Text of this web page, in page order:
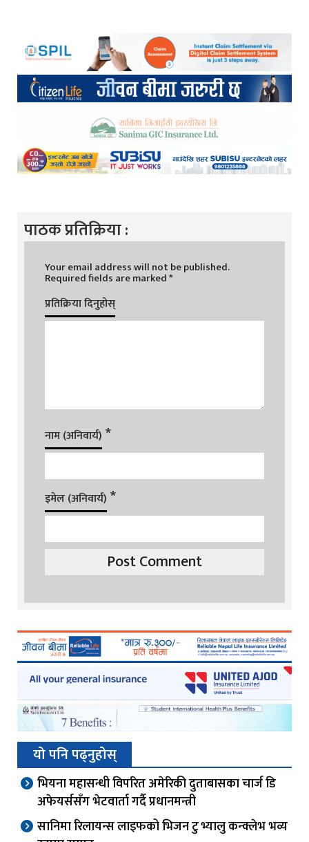
पाठक प्रतिक्रिया :
Your email address will not be published.
Required fields are marked*
प्रतिक्रिया दिनुहोस्
नाम (अनिवार्य) *
इमेल (अनिवार्य) *
यो पनि पढ्नुहोस्
भियना महासन्धी विपरित अमेरिकी दुताबासका चार्ज डि
अफेयर्ससँग भेटवार्ता गर्दै प्रधानमन्त्री
सानिमा रिलायन्स लाइफको भिजन टु भ्यालु कन्क्लेभ भव्य